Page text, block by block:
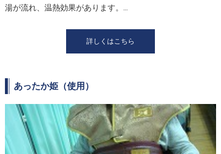
湯が流れ、温熱効果があります。...
詳しくはこちら
あったか姫（使⽤）